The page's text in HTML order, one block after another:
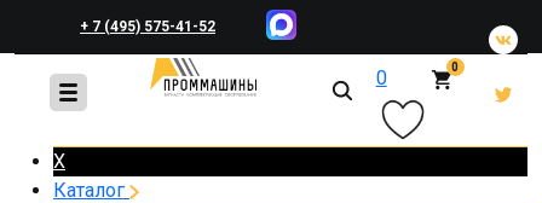
+ 7 (495) 575-41-52
+ 7 (495) 648-45-83 0 0
X
Каталог